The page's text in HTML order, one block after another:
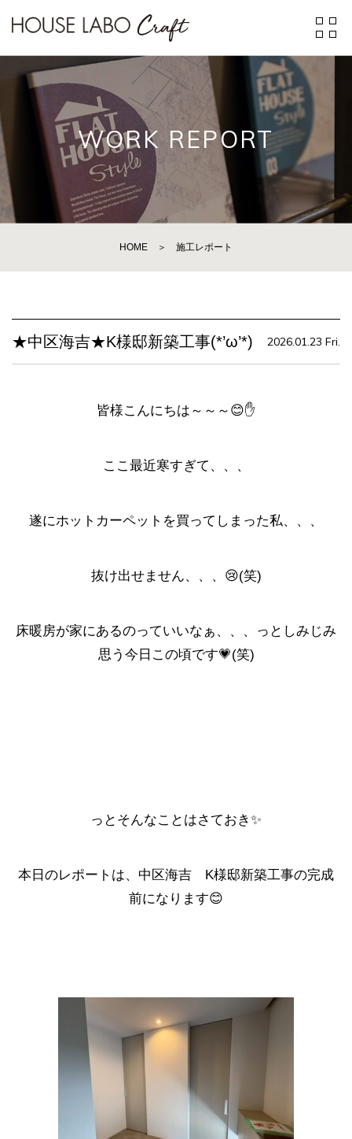
WORK REPORT
HOME ＞ 施工レポート
★中区海吉★K様邸新築工事(*’ω’*) 2026.01.23 Fri.
皆様こんにちは～～～😊✋
ここ最近寒すぎて、、、
遂にホットカーペットを買ってしまった私、、、
抜け出せません、、、😢(笑)
床暖房が家にあるのっていいなぁ、、、っとしみじみ
思う今日この頃です💗(笑)
っとそんなことはさておき✨
本日のレポートは、中区海吉 K様邸新築工事の完成
前になります😊